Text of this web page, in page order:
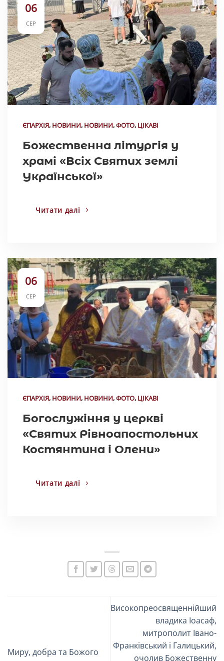
06
СЕР
ЄПАРХІЯ, НОВИНИ, НОВИНИ,ФОТО, ЦІКАВІ
Божественна літургія у
храмі «Всіх Святих землі
Української»
Читати далі
06
СЕР
ЄПАРХІЯ, НОВИНИ, НОВИНИ,ФОТО, ЦІКАВІ
Богослужіння у церкві
«Святих Рівноапостольних
Костянтина і Олени»
Читати далі
Миру, добра та Божого
Високопреосвященнійший
владика Іоасаф,
митрополит Івано-
Франківський і Галицький,
очолив Божественну